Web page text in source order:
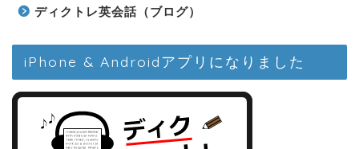
ディクトレ英会話（ブログ）
iPhone & Androidアプリになりました